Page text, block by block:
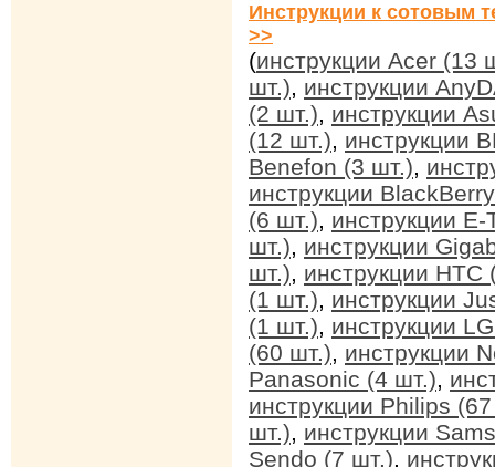
Инструкции к сотовым
>>
(инструкции Acer (13
шт.), инструкции
(2 шт.), инструкции
(12 шт.), инструкции
Benefon (3 шт.),
инструкции
(6 шт.), инструкции
шт.), инструкции
шт.), инструкции HTC
(1 шт.), инструкции
(1 шт.), инструкции
(60 шт.), инструкции
Panasonic (4 шт.),
инструкции Philips
шт.), инструкции
Sendo (7 шт.),